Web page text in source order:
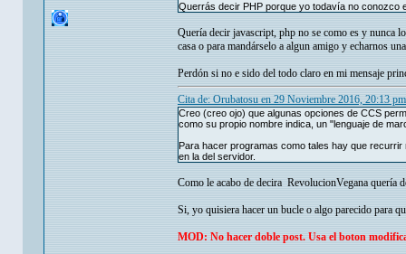
Querrás decir PHP porque yo todavía no conozco
Quería decir javascript, php no se como es y nunca
casa o para mandárselo a algun amigo y echarnos
Perdón si no e sido del todo claro en mi mensaje
Cita de: Orubatosu en 29 Noviembre 2016, 20:13 pm
Creo (creo ojo) que algunas opciones de CCS
como su propio nombre indica, un "lenguaje de
Para hacer programas como tales hay que
en la del servidor.
Como le acabo de decira RevolucionVegana quería
Si, yo quisiera hacer un bucle o algo parecido para
MOD: No hacer doble post. Usa el boton